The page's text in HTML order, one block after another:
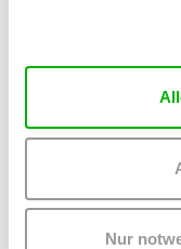
Nur
Fahrrad oder mit dem